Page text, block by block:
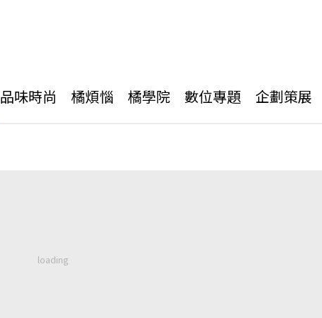
品味時尚 橘煩惱 橘學院 數位專題 企劃策展